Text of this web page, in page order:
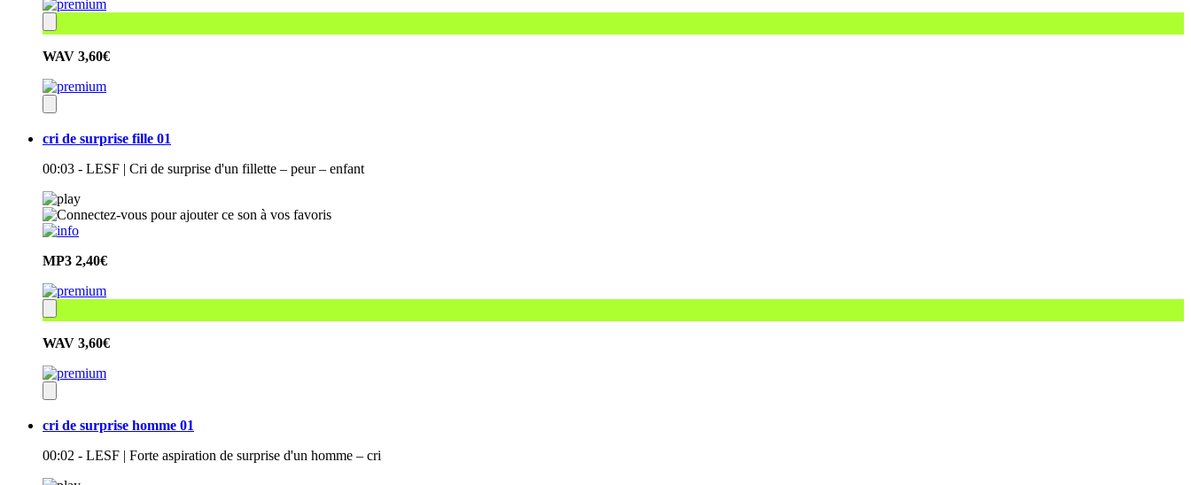
WAV 3,60€
cri de surprise fille 01
00:03 - LESF | Cri de surprise d'un fillette – peur – enfant
MP3 2,40€
WAV 3,60€
cri de surprise homme 01
00:02 - LESF | Forte aspiration de surprise d'un homme – cri